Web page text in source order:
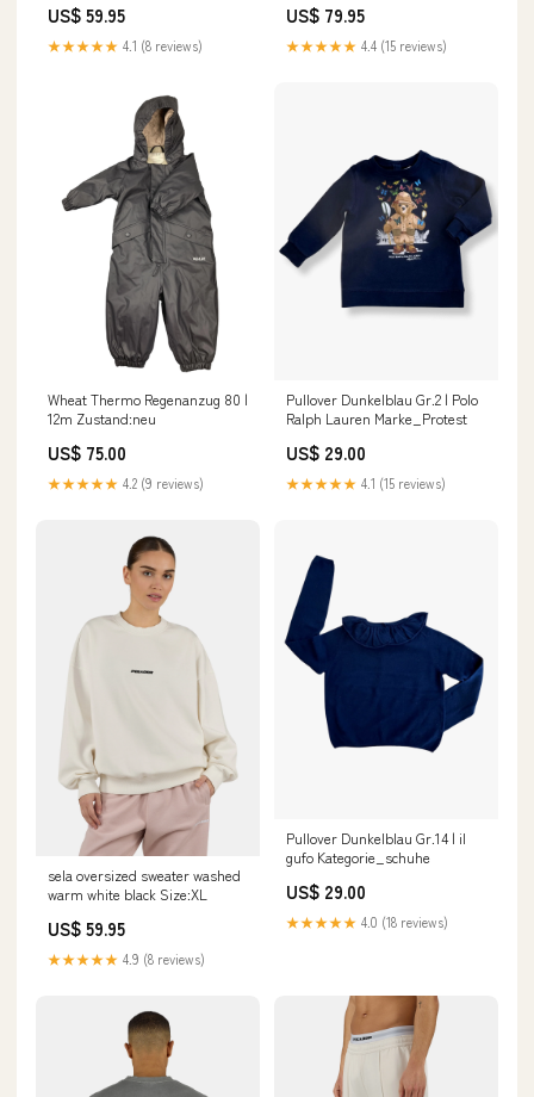
US$ 59.95
★★★★★ 4.1 (8 reviews)
US$ 79.95
★★★★★ 4.4 (15 reviews)
Wheat Thermo Regenanzug 80 |
12m Zustand:neu
US$ 75.00
★★★★★ 4.2 (9 reviews)
Pullover Dunkelblau Gr.2 | Polo
Ralph Lauren Marke_Protest
US$ 29.00
★★★★★ 4.1 (15 reviews)
sela oversized sweater washed
warm white black Size:XL
US$ 59.95
★★★★★ 4.9 (8 reviews)
Pullover Dunkelblau Gr.14 | il
gufo Kategorie_schuhe
US$ 29.00
★★★★★ 4.0 (18 reviews)